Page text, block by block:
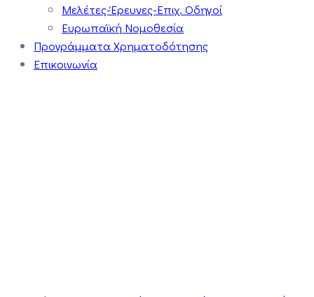
Μελέτες-Έρευνες-Επιχ. Οδηγοί
Ευρωπαϊκή Νομοθεσία
Προγράμματα Χρηματοδότησης
Επικοινωνία